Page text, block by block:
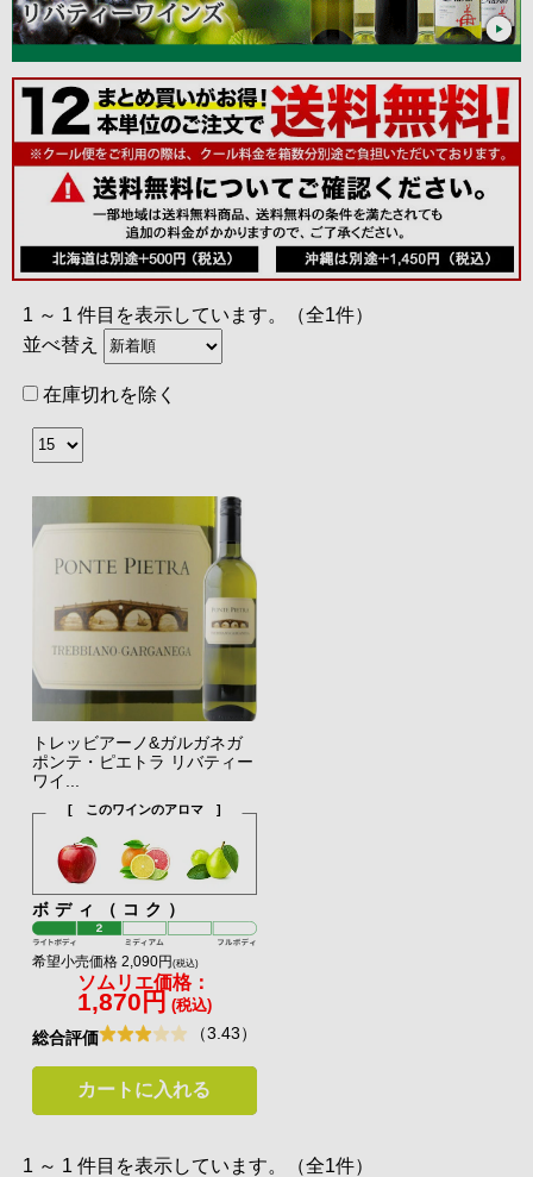
1 ～ 1 件目を表示しています。（全1件）
並べ替え
在庫切れを除く
トレッビアーノ&ガルガネガ
ポンテ・ピエトラ リバティー
ワイ...
[ このワインのアロマ ]
ボディ（コク）
希望小売価格 2,090円(税込)
ソムリエ価格：
1,870円 (税込)
総合評価 （3.43）
カートに入れる
1 ～ 1 件目を表示しています。（全1件）